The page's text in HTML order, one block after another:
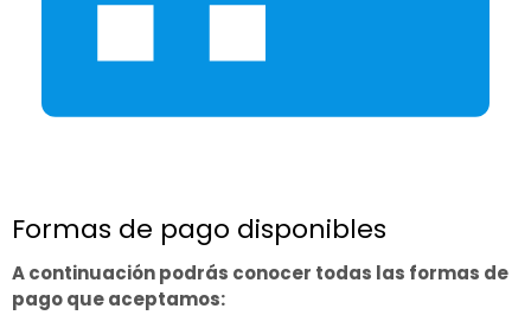
Formas de pago disponibles
A continuación podrás conocer todas las formas de
pago que aceptamos: